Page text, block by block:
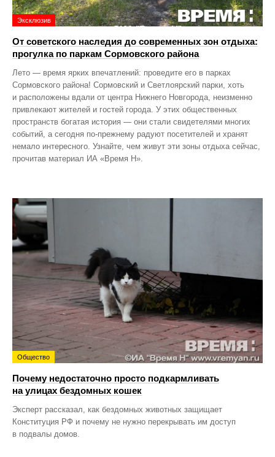
Эксклюзив
От советского наследия до современных зон отдыха:
прогулка по паркам Сормовского района
Лето — время ярких впечатлений: проведите его в парках
Сормовского района! Сормовский и Светлоярский парки, хоть
и расположены вдали от центра Нижнего Новгорода, неизменно
привлекают жителей и гостей города. У этих общественных
пространств богатая история — они стали свидетелями многих
событий, а сегодня по‑прежнему радуют посетителей и хранят
немало интересного. Узнайте, чем живут эти зоны отдыха сейчас,
прочитав материал ИА «Время Н».
Общество
Почему недостаточно просто подкармливать
на улицах бездомных кошек
Эксперт рассказал, как бездомных животных защищает
Конституция РФ и почему не нужно перекрывать им доступ
в подвалы домов.